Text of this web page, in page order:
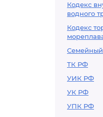
Кодекс
водного
Кодекс
ТК РФ
УИК РФ
УК РФ
УПК РФ